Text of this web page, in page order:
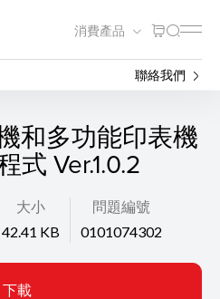
消費產品
聯絡我們
和多功能印表機
式 Ver.1.0.2
大小
42.41 KB
問題編號
0101074302
下載